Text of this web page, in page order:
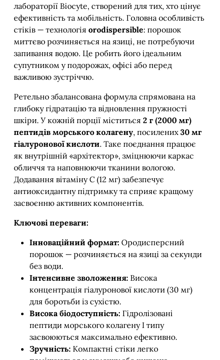
лабораторії Biocyte, створений для тих, хто цінує
ефективність та мобільність. Головна особливість
стіків — технологія orodispersible: порошок
миттєво розчиняється на язиці, не потребуючи
запивання водою. Це робить його ідеальним
супутником у подорожах, офісі або перед
важливою зустріччю.
Ретельно збалансована формула спрямована на
глибоку гідратацію та відновлення пружності
шкіри. У кожній порції міститься 2 г (2000 мг)
пептидів морського колагену, посилених 30 мг
гіалуронової кислоти. Таке поєднання працює
як внутрішній «архітектор», зміцнюючи каркас
обличчя та наповнюючи тканини вологою.
Додавання вітаміну С (12 мг) забезпечує
антиоксидантну підтримку та сприяє кращому
засвоєнню активних компонентів.
Ключові переваги:
Інноваційний формат: Ородисперсний
порошок — розчиняється на язиці за секунди
без води.
Інтенсивне зволоження: Висока
концентрація гіалуронової кислоти (30 мг)
для боротьби із сухістю.
Висока біодоступність: Гідролізовані
пептиди морського колагену I типу
засвоюються максимально ефективно.
Зручність: Компактні стіки легко